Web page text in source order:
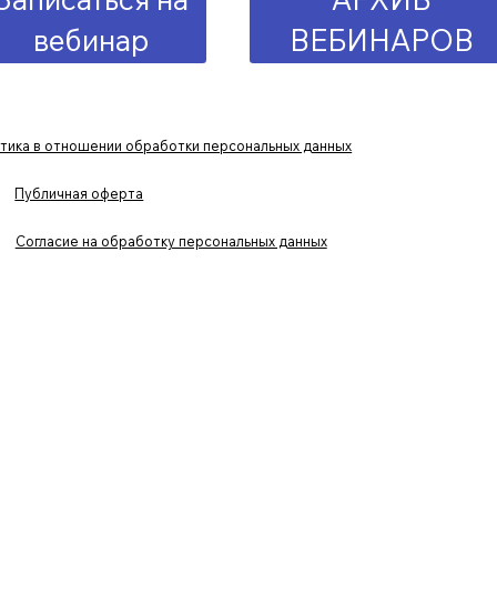
вебинар
ВЕБИНАРОВ
в отношении обработки персональных данных
Публичная оферта
Согласие на обработку персональных данных